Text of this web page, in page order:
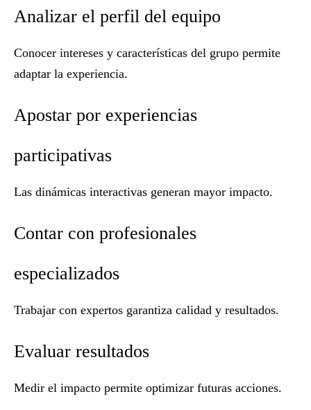
Analizar el perfil del equipo
Conocer intereses y características del grupo permite
adaptar la experiencia.
Apostar por experiencias
participativas
Las dinámicas interactivas generan mayor impacto.
Contar con profesionales
especializados
Trabajar con expertos garantiza calidad y resultados.
Evaluar resultados
Medir el impacto permite optimizar futuras acciones.